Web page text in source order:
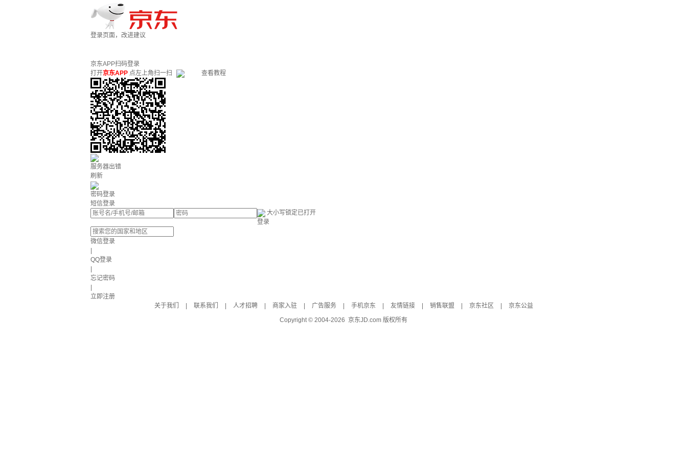
登录页面，改进建议
京东APP扫码登录
打开京东APP 点左上角扫一扫 查看教程
服务器出错
刷新
密码登录
短信登录
大小写锁定已打开
登录
微信登录
QQ登录
忘记密码
立即注册
关于我们
联系我们 人才招聘 商家入驻 广告服务 手机京东 友情链接 销售联盟 京东社区
京东公益
Copyright © 2004-2026 京东JD.com 版权所有